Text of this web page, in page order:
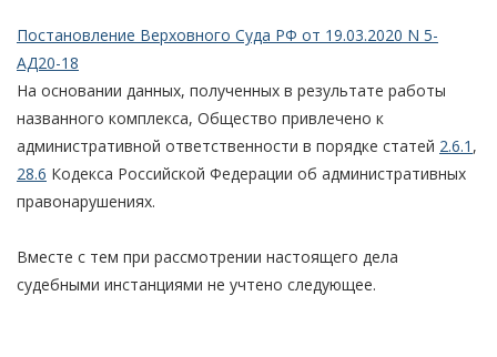
Постановление Верховного Суда РФ от 19.03.2020 N 5-
АД20-18
На основании данных, полученных в результате работы
названного комплекса, Общество привлечено к
административной ответственности в порядке статей 2.6.1 ,
28.6 Кодекса Российской Федерации об административных
правонарушениях.
Вместе с тем при рассмотрении настоящего дела
судебными инстанциями не учтено следующее.